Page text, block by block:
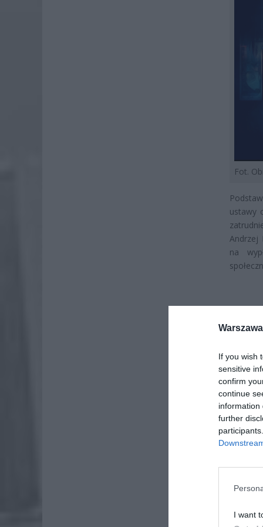
If you wish
sensitive
confirm
continue
information
further
I want
Fot.
ustawy
Andrzej
na